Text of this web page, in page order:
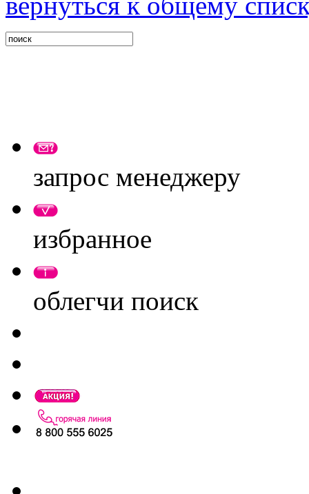
запрос менеджеру
избранное
облегчи поиск